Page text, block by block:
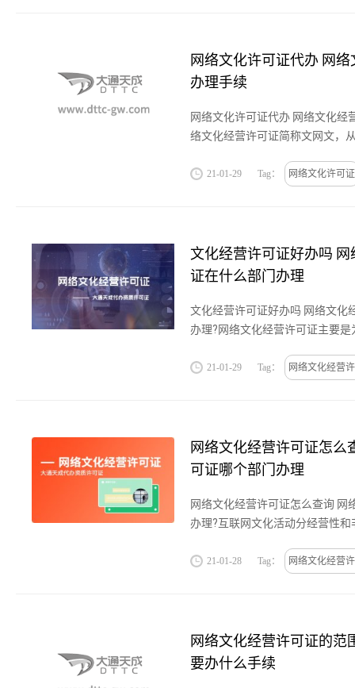
网络文化许可证代办 网
办理手续
网络文化许可证代办 网络文化经
络文化经营许可证简称文网文，
文许可证。...
21-01-29 Tag： 网络文化许可证
文化经营许可证好办吗
证在什么部门办理
文化经营许可证好办吗 网络文化
办理?网络文化经营许可证主要
营许可证的主体必须是有限责...
21-01-29 Tag： 网络文化经营
网络文化经营许可证怎么
可证哪个部门办理
网络文化经营许可证怎么查询 网
办理?互联网文化活动分经营性
费或者电子商务、广告、赞助...
21-01-28 Tag： 网络文化经营
网络文化经营许可证的范
要办什么手续